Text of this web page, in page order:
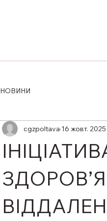
НОВИНИ
cgzpoltava 16 жовт. 2025